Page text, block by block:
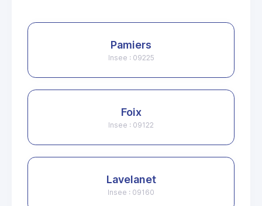
Pamiers
Insee : 09225
Foix
Insee : 09122
Lavelanet
Insee : 09160